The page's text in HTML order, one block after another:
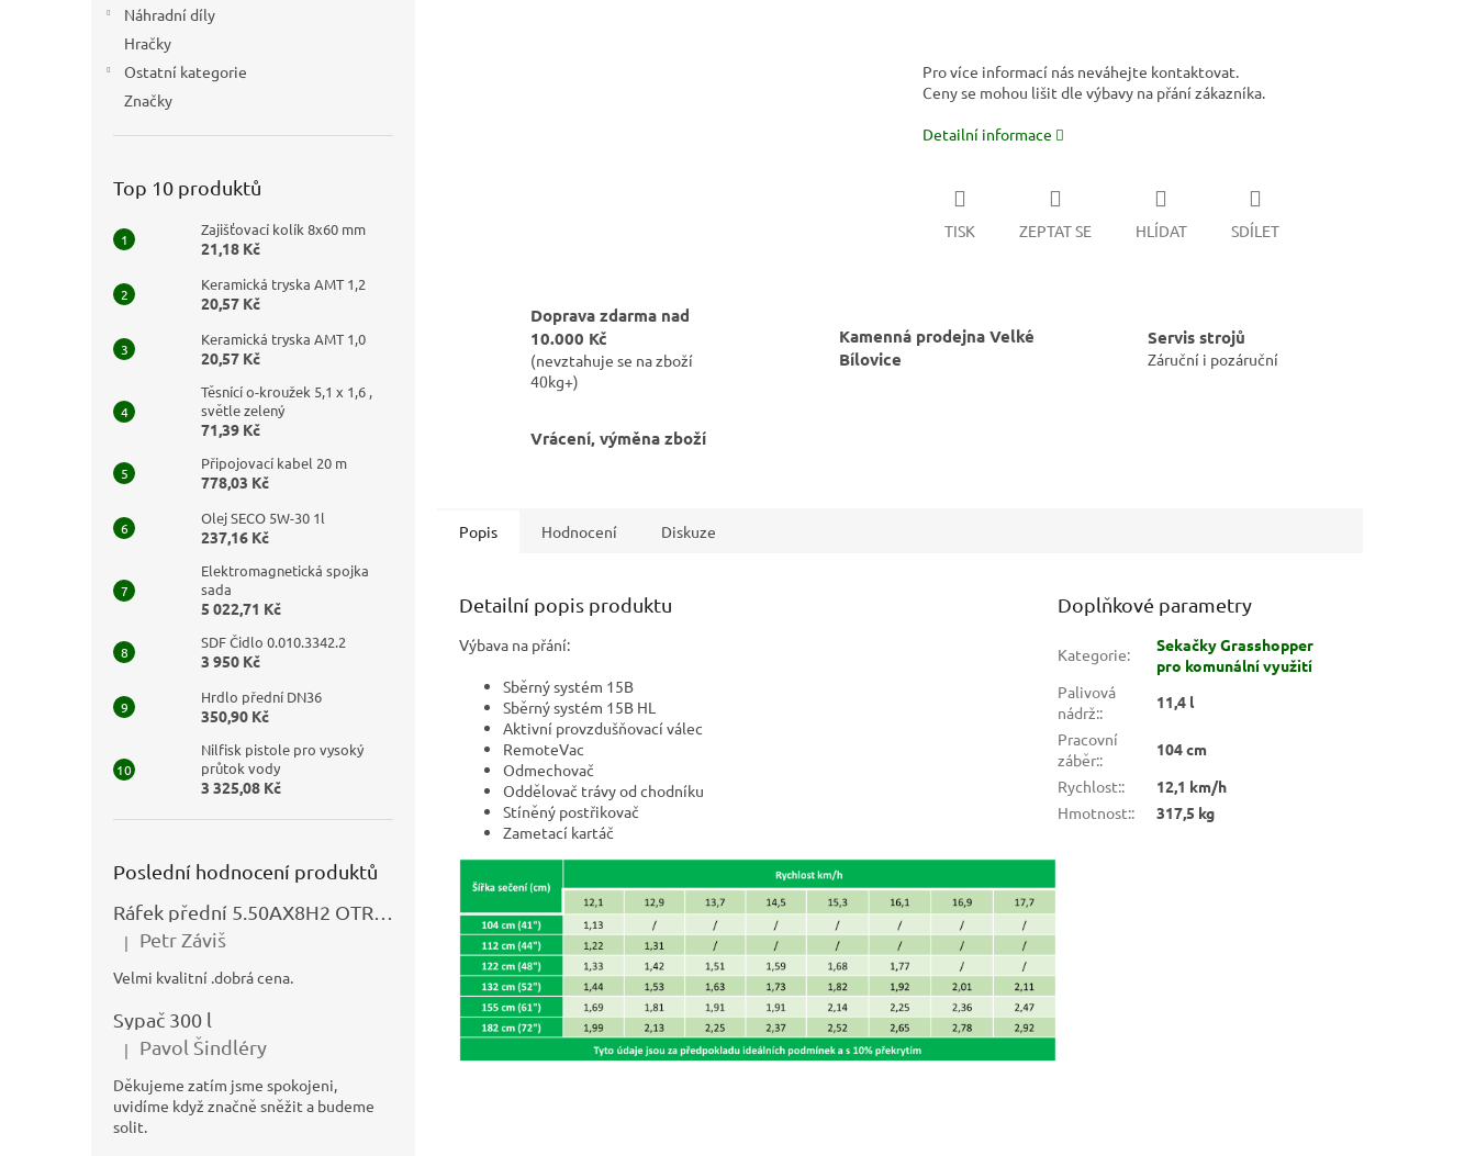
Náhradní díly
Hračky
Ostatní kategorie
Značky
Top 10 produktů
Zajišťovací kolík 8x60 mm
21,18 Kč
Keramická tryska AMT 1,2
20,57 Kč
Keramická tryska AMT 1,0
20,57 Kč
Těsnící o-kroužek 5,1 x 1,6 ,
světle zelený
71,39 Kč
Připojovací kabel 20 m
778,03 Kč
Olej SECO 5W-30 1l
237,16 Kč
Elektromagnetická spojka
sada
5 022,71 Kč
SDF Čidlo 0.010.3342.2
3 950 Kč
Hrdlo přední DN36
350,90 Kč
Nilfisk pistole pro vysoký
průtok vody
3 325,08 Kč
Poslední hodnocení produktů
Hodnocení produktu je 5 z 5 hvězdiček.
| Petr Záviš
Velmi kvalitní .dobrá cena.
Sypač 300 l
Hodnocení produktu je 5 z 5 hvězdiček.
| Pavol Šindléry
Děkujeme zatím jsme spokojeni,
uvidíme když značně sněžit a budeme
solit.
Pro více informací nás neváhejte kontaktovat.
Ceny se mohou lišit dle výbavy na přání zákazníka.
Detailní informace
TISK ZEPTAT SE HLÍDAT SDÍLET
Doprava zdarma nad
10.000 Kč
(nevztahuje se na zboží
40kg+)
Kamenná prodejna Velké
Bílovice
Servis strojů
Záruční i pozáruční
Vrácení, výměna zboží
Popis Hodnocení Diskuze
Detailní popis produktu
Výbava na přání:
Sběrný systém 15B
Sběrný systém 15B HL
Aktivní provzdušňovací válec
RemoteVac
Odmechovač
Oddělovač trávy od chodníku
Stíněný postřikovač
Zametací kartáč
Doplňkové parametry
Kategorie:
Sekačky Grasshopper
pro komunální využití
Palivová
nádrž::
11,4 l
Pracovní
záběr::
104 cm
Rychlost::
12,1 km/h
Hmotnost:: 317,5 kg